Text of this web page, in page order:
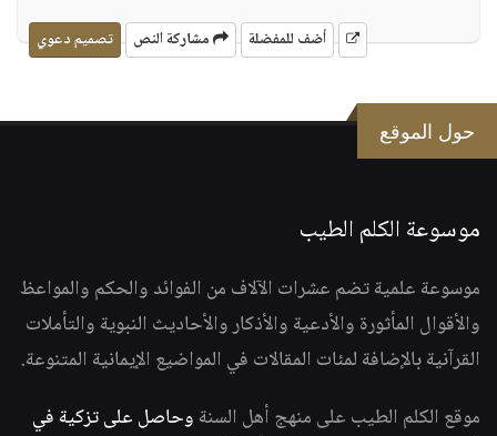
أضف للمفضلة مشاركة النص تصميم دعوي
حول الموقع
موسوعة الكلم الطيب
موسوعة علمية تضم عشرات الآلاف من الفوائد والحكم والمواعظ
والأقوال المأثورة والأدعية والأذكار والأحاديث النبوية والتأملات
القرآنية بالإضافة لمئات المقالات في المواضيع الإيمانية المتنوعة.
موقع الكلم الطيب على منهج أهل السنة وحاصل على تزكية في